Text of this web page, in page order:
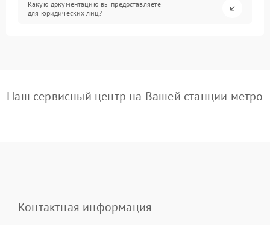
Какую документацию вы предоставляете
для юридических лиц?
Наш сервисный центр на Вашей станции метро
Контактная информация